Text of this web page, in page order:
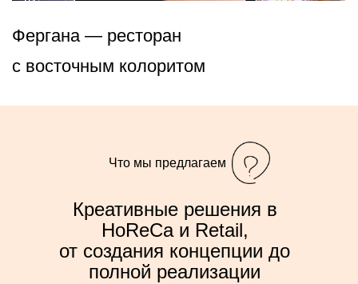
Что мы предлагаем
Креативные решения в
HoReCa и Retail,
от создания концепции до
полной реализации